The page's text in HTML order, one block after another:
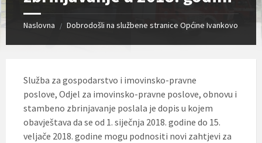
Naslovna / Dobrodošli na službene stranice Općine Ivankovo
Služba za gospodarstvo i imovinsko-pravne
poslove, Odjel za imovinsko-pravne poslove, obnovu i
stambeno zbrinjavanje poslala je dopis u kojem
obavještava da se od 1. siječnja 2018. godine do 15.
veljače 2018. godine mogu podnositi novi zahtjevi za